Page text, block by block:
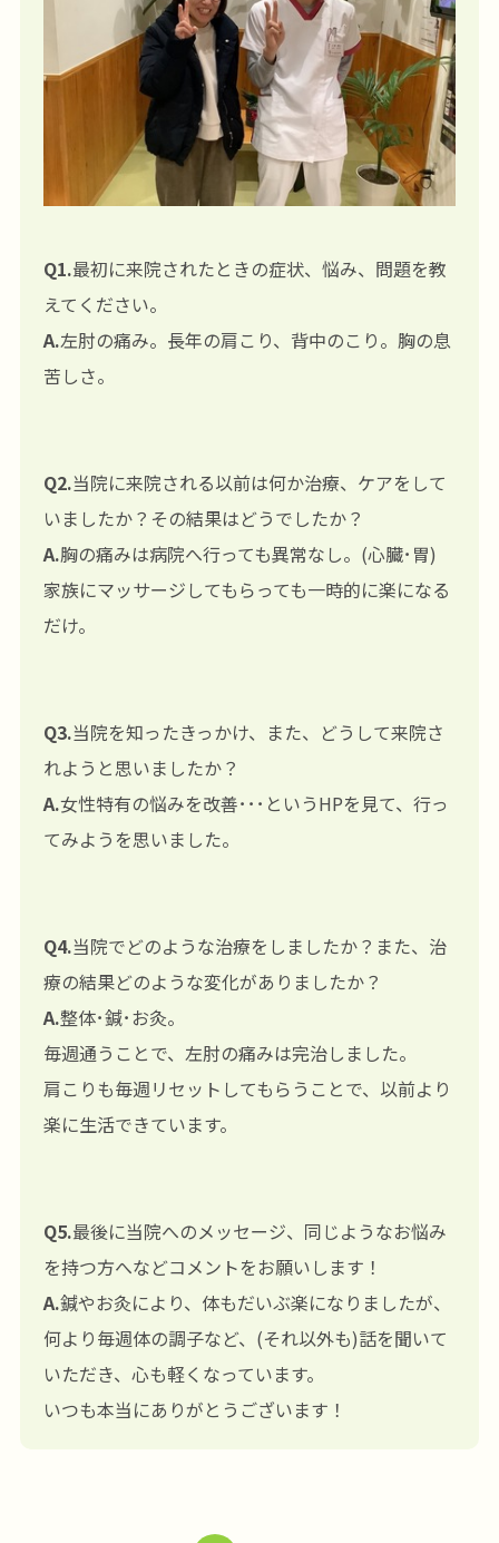
Q1.最初に来院されたときの症状、悩み、問題を教
えてください。
A.左肘の痛み。長年の肩こり、背中のこり。胸の息
苦しさ。
Q2.当院に来院される以前は何か治療、ケアをして
いましたか？その結果はどうでしたか？
A.胸の痛みは病院へ行っても異常なし。(心臓･胃)
家族にマッサージしてもらっても一時的に楽になる
だけ。
Q3.当院を知ったきっかけ、また、どうして来院さ
れようと思いましたか？
A.女性特有の悩みを改善･･･というHPを見て、行っ
てみようを思いました。
Q4.当院でどのような治療をしましたか？また、治
療の結果どのような変化がありましたか？
A.整体･鍼･お灸。
毎週通うことで、左肘の痛みは完治しました。
肩こりも毎週リセットしてもらうことで、以前より
楽に生活できています。
Q5.最後に当院へのメッセージ、同じようなお悩み
を持つ方へなどコメントをお願いします！
A.鍼やお灸により、体もだいぶ楽になりましたが、
何より毎週体の調子など、(それ以外も)話を聞いて
いただき、心も軽くなっています。
いつも本当にありがとうございます！